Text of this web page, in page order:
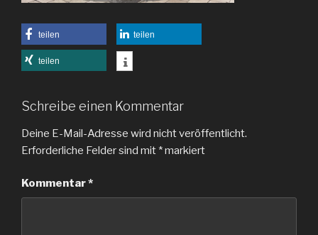
teilen teilen
teilen
Schreibe einen Kommentar
Deine E-Mail-Adresse wird nicht veröffentlicht.
Erforderliche Felder sind mit *markiert
Kommentar*